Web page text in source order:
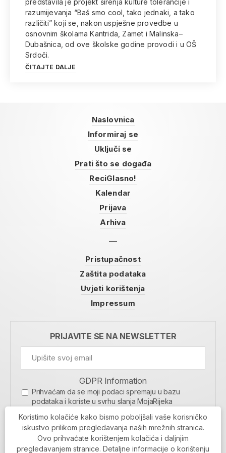
predstavila je projekt širenja kulture tolerancije i
razumijevanja “Baš smo cool, tako jednaki, a tako
različiti” koji se, nakon uspješne provedbe u
osnovnim školama Kantrida, Zamet i Malinska–
Dubašnica, od ove školske godine provodi i u OŠ
Srdoči.
ČITAJTE DALJE
Naslovnica
Informiraj se
Uključi se
Prati što se događa
ReciGlasno!
Kalendar
Prijava
Arhiva
Pristupačnost
Zaštita podataka
Uvjeti korištenja
Impressum
PRIJAVITE SE NA NEWSLETTER
GDPR Information
Prihvaćam da se moji podaci spremaju u bazu
podataka i koriste u svrhu slanja MojaRijeka
MOJARIJEKA NEWSLETTER
PRIJAVI SE
Koristimo kolačiće kako bismo poboljšali vaše korisničko
iskustvo prilikom pregledavanja naših mrežnih stranica.
Ovo prihvaćate korištenjem kolačića i daljnjim
pregledavanjem stranice. Detaljne informacije o korištenju